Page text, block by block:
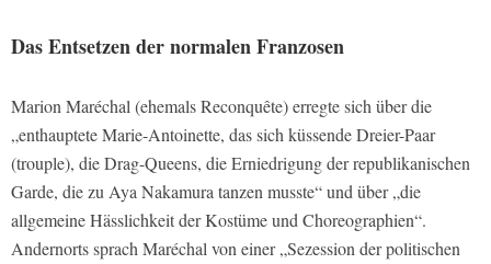
Das Entsetzen der normalen Franzosen
Marion Maréchal (ehemals Reconquête) erregte sich über die
„enthauptete Marie-Antoinette, das sich küssende Dreier-Paar
(trouple), die Drag-Queens, die Erniedrigung der republikanischen
Garde, die zu Aya Nakamura tanzen musste“ und über „die
allgemeine Hässlichkeit der Kostüme und Choreographien“.
Andernorts sprach Maréchal von einer „Sezession der politischen